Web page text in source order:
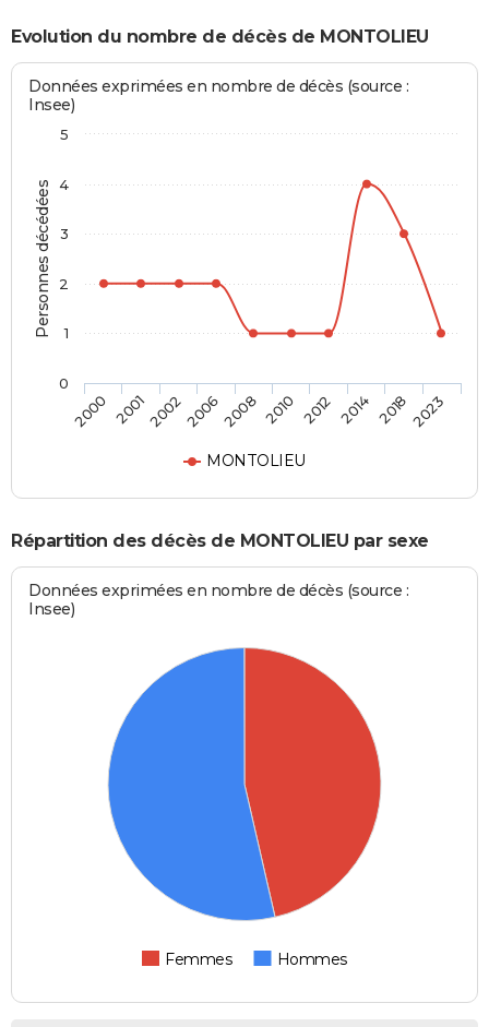
Evolution du nombre de décès de MONTOLIEU
Personnes décédées
Données exprimées en nombre de décès (source :
Insee)
MONTOLIEU
2000 2001200220062008 2010 2012 2014 20182023
0
1
2
3
4
5
Répartition des décès de MONTOLIEU par sexe
Données exprimées en nombre de décès (source :
Insee)
Femmes Hommes